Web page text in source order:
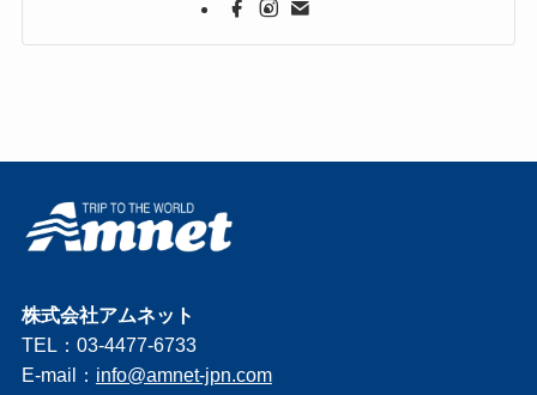
株式会社アムネット
TEL：03-4477-6733
E-mail： info@amnet-jpn.com